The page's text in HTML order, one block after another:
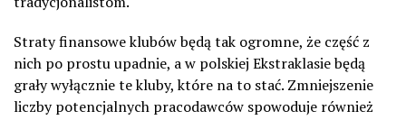
Straty finansowe klubów będą tak ogromne, że część z
nich po prostu upadnie, a w polskiej Ekstraklasie będą
grały wyłącznie te kluby, które na to stać. Zmniejszenie
liczby potencjalnych pracodawców spowoduje również